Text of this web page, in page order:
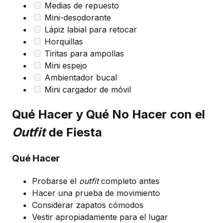
Medias de repuesto
Mini-desodorante
Lápiz labial para retocar
Horquillas
Tiritas para ampollas
Mini espejo
Ambientador bucal
Mini cargador de móvil
Qué Hacer y Qué No Hacer con el
Outfitde Fiesta
Qué Hacer
Probarse el outfitcompleto antes
Hacer una prueba de movimiento
Considerar zapatos cómodos
Vestir apropiadamente para el lugar